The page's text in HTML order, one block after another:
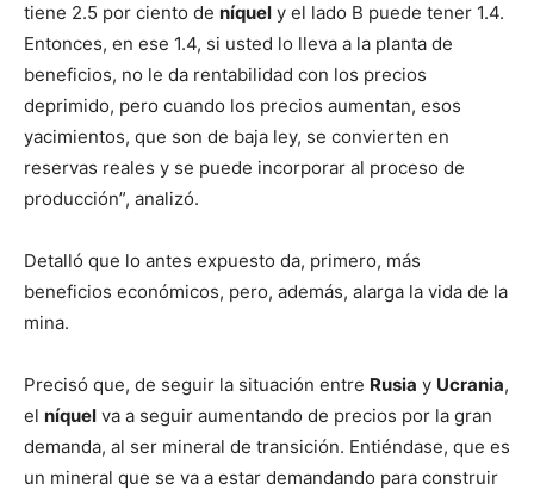
tiene 2.5 por ciento de níquel y el lado B puede tener 1.4.
Entonces, en ese 1.4, si usted lo lleva a la planta de
beneficios, no le da rentabilidad con los precios
deprimido, pero cuando los precios aumentan, esos
yacimientos, que son de baja ley, se convierten en
reservas reales y se puede incorporar al proceso de
producción”, analizó.
Detalló que lo antes expuesto da, primero, más
beneficios económicos, pero, además, alarga la vida de la
mina.
Precisó que, de seguir la situación entre Rusia y Ucrania,
el níquel va a seguir aumentando de precios por la gran
demanda, al ser mineral de transición. Entiéndase, que es
un mineral que se va a estar demandando para construir